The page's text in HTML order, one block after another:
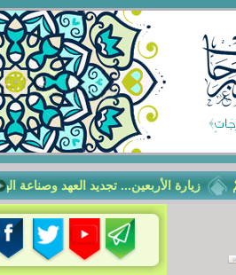
زيارة الأربعين... تجديد العهد وصناعة الهويّة